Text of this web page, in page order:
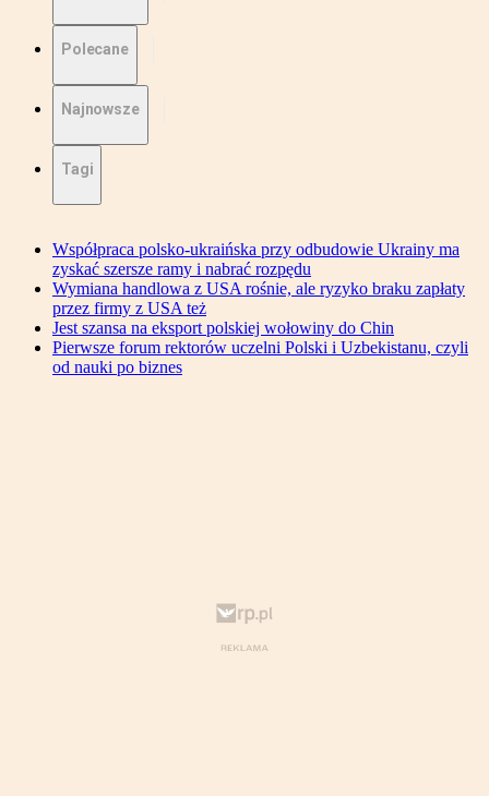
Polecane
Najnowsze
Tagi
Współpraca polsko-ukraińska przy odbudowie Ukrainy ma
zyskać szersze ramy i nabrać rozpędu
Wymiana handlowa z USA rośnie, ale ryzyko braku zapłaty
przez firmy z USA też
Jest szansa na eksport polskiej wołowiny do Chin
Pierwsze forum rektorów uczelni Polski i Uzbekistanu, czyli
od nauki po biznes